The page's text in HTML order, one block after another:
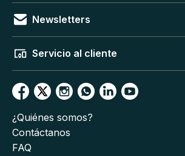
Newsletters
Servicio al cliente
¿Quiénes somos?
Contáctanos
FAQ